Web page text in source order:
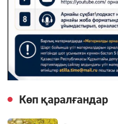
Көп қаралғандар